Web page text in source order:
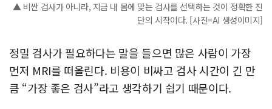
▲ 비싼 검사가 아니라, 지금 내 몸에 맞는 검사를 선택하는 것이 정확한 진
단의 시작이다. [사진=AI 생성이미지]
정밀 검사가 필요하다는 말을 들으면 많은 사람이 가장
먼저 MRI를 떠올린다. 비용이 비싸고 검사 시간이 긴 만
큼 “가장 좋은 검사”라고 생각하기 쉽기 때문이다.